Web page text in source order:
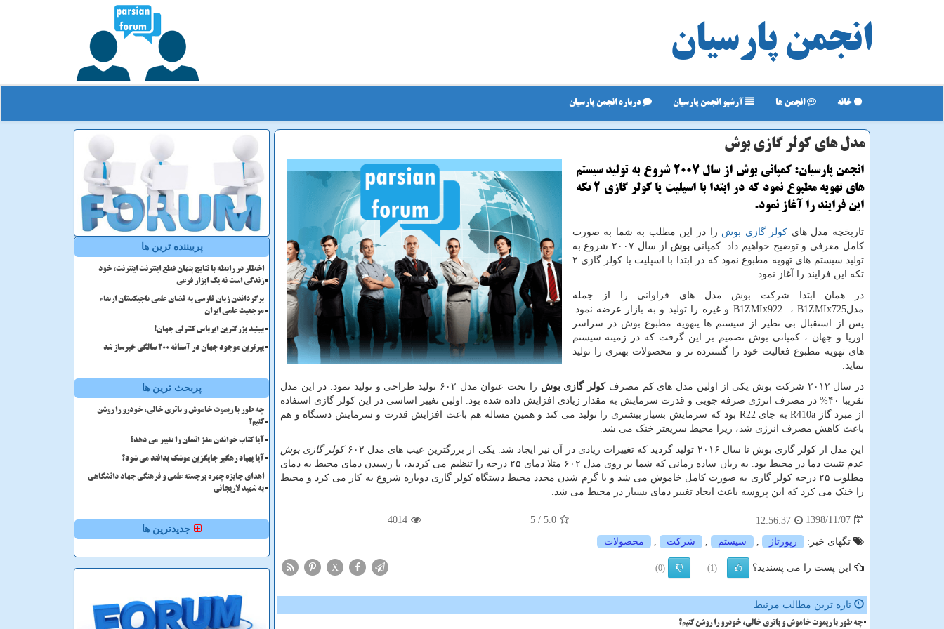
انجمن پارسیان
خانه انجمن ها آرشیو انجمن پارسیان درباره انجمن پارسیان
مدل های كولر گازی بوش
انجمن پارسیان: كمپانی بوش از سال ۲۰۰۷ شروع به تولید سیستم
های تهویه مطبوع نمود كه در ابتدا با اسپلیت یا كولر گازی ۲ تكه
این فرایند را آغاز نمود.
تاریخچه مدل های کولر گازی بوش را در این مطلب به شما به صورت
کامل معرفی و توضیح خواهیم داد. کمپانی بوش
از سال ۲۰۰۷ شروع به
تولید سیستم های تهویه مطبوع نمود که در ابتدا با اسپلیت یا کولر گازی ۲
تکه این فرایند را آغاز نمود.
در همان ابتدا شرکت بوش مدل های فراوانی را از جمله
مدلB1ZMIx725 ، B1ZMIx922 و غیره را تولید و به بازار عرضه نمود.
پس از استقبال بی نظیر از سیستم ها یتهویه مطبوع بوش در سراسر
اورپا و جهان ، کمپانی بوش تصمیم بر این گرفت که در زمینه سیستم
های تهویه مطبوع فعالیت خود را گسترده تر و محصولات بهتری را تولید
نماید.
در سال ۲۰۱۲ شرکت بوش یکی از اولین مدل های کم مصرف
کولر گازی بوش
را تحت عنوان مدل ۶۰۲ تولید طراحی و تولید نمود. در این مدل
تقریبا ۴۰% در مصرف انرژی صرفه جویی و قدرت سرمایش به مقدار زیادی افزایش داده شده بود. اولین تغییر اساسی در این کولر گازی استفاده
از مبرد گاز R410a به جای R22 بود که سرمایش بسیار بیشتری را تولید می کند و همین مساله هم باعث افزایش قدرت و سرمایش دستگاه و هم
باعث کاهش مصرف انرژی شد، زیرا محیط سریعتر خنک می شد.
این مدل از کولر گازی بوش تا سال ۲۰۱۶ تولید گردید که تغییرات زیادی در آن نیز ایجاد شد. یکی از بزرگترین عیب های مدل ۶۰۲
کولر گازی بوش
عدم تثبیت دما در محیط بود. به زبان ساده زمانی که شما بر روی مدل ۶۰۲ مثلا دمای ۲۵ درجه را تنظیم می کردید، با رسیدن دمای محیط به دمای
مطلوب ۲۵ درجه کولر گازی به صورت کامل خاموش می شد و با گرم شدن مجدد محیط دستگاه کولر گازی دوباره شروع به کار می کرد و محیط
را خنک می کرد که این پروسه باعث ایجاد تغییر دمای بسیار در محیط می شد.
1398/11/07
12:56:37
5.0
/ 5
4014
تگهای خبر: رپورتاژ سیستم شركت محصولات
این پست را می پسندید؟ (1)
(0)
X
تازه ترین مطالب مرتبط
چه طور با ریموت خاموش و باتری خالی، خودرو را روشن کنیم؟
پربیننده ترین ها
اخطار در رابطه با نتایج پنهان قطع اینترنت اینترنت، خود
زندگی است نه یک ابزار فرعی
برگرداندن زبان فارسی به فضای علمی تاجیکستان ارتقاء
مرجعیت علمی ایران
ببینید بزرگترین ایرباس کنترلی جهان!
پیرترین موجود جهان در آستانه ۲۰۰ سالگی خبرساز شد
پربحث ترین ها
چه طور با ریموت خاموش و باتری خالی، خودرو را روشن
کنیم؟
آیا کتاب خواندن مغز انسان را تغییر می دهد؟
آیا پهپاد رهگیر جایگزین موشک پدافند می شود؟
اهدای جایزه چهره برجسته علمی و فرهنگی جهاد دانشگاهی
به شهید لاریجانی
جدیدترین ها